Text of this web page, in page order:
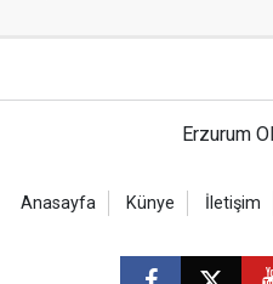
Erzurum
Anasayfa Künye İletişim